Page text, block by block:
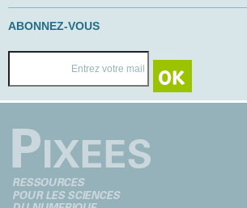
ABONNEZ-VOUS